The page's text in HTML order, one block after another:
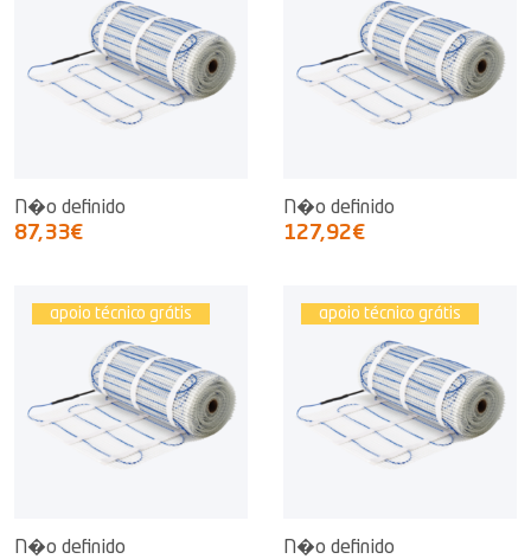
N�o definido
87,33€
N�o definido
127,92€
apoio técnico grátis
N�o definido
apoio técnico grátis
N�o definido